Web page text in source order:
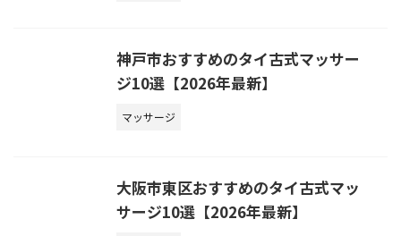
神戸市おすすめのタイ古式マッサー
ジ10選【2026年最新】
マッサージ
大阪市東区おすすめのタイ古式マッ
サージ10選【2026年最新】